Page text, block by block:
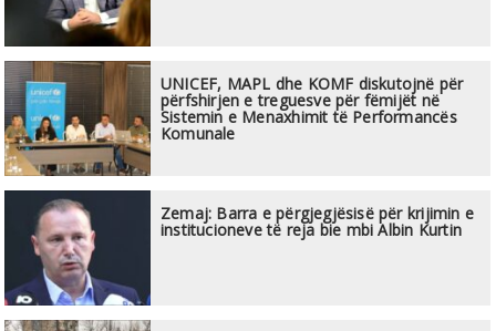
UNICEF, MAPL dhe KOMF diskutojnë për
përfshirjen e treguesve për fëmijët në
Sistemin e Menaxhimit të Performancës
Komunale
Zemaj: Barra e përgjegjësisë për krijimin e
institucioneve të reja bie mbi Albin Kurtin